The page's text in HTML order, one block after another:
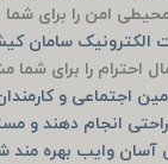
امن را برای شما
الکترونیک
احترام را برای شما
اجتماعی و
انجام دهند و
آسان وایب بهره مند